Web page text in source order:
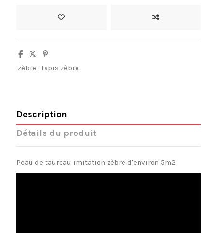
zèbre tapis zèbre
Description
Détails du produit
Peau de taureau imitation zèbre d'environ 5m2